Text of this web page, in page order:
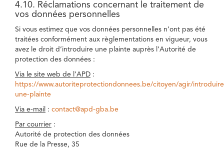
4.10. Réclamations concernant le traitement de
vos données personnelles
Si vous estimez que vos données personnelles n’ont pas été
traitées conformément aux règlementations en vigueur, vous
avez le droit d’introduire une plainte auprès l’Autorité de
protection des données :
Via le site web de l’APD :
https://www.autoriteprotectiondonnees.be/citoyen/agir/
une-plainte
Via e-mail : contact@apd-gba.be
Par courrier :
Autorité de protection des données
Rue de la Presse, 35